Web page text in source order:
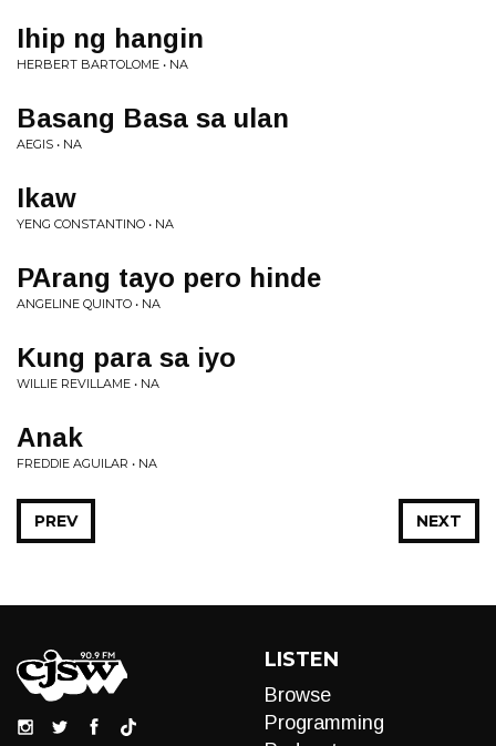
Ihip ng hangin
HERBERT BARTOLOME • NA
Basang Basa sa ulan
AEGIS • NA
Ikaw
YENG CONSTANTINO • NA
PArang tayo pero hinde
ANGELINE QUINTO • NA
Kung para sa iyo
WILLIE REVILLAME • NA
Anak
FREDDIE AGUILAR • NA
NEXT
PREV
LISTEN
Browse
Programming